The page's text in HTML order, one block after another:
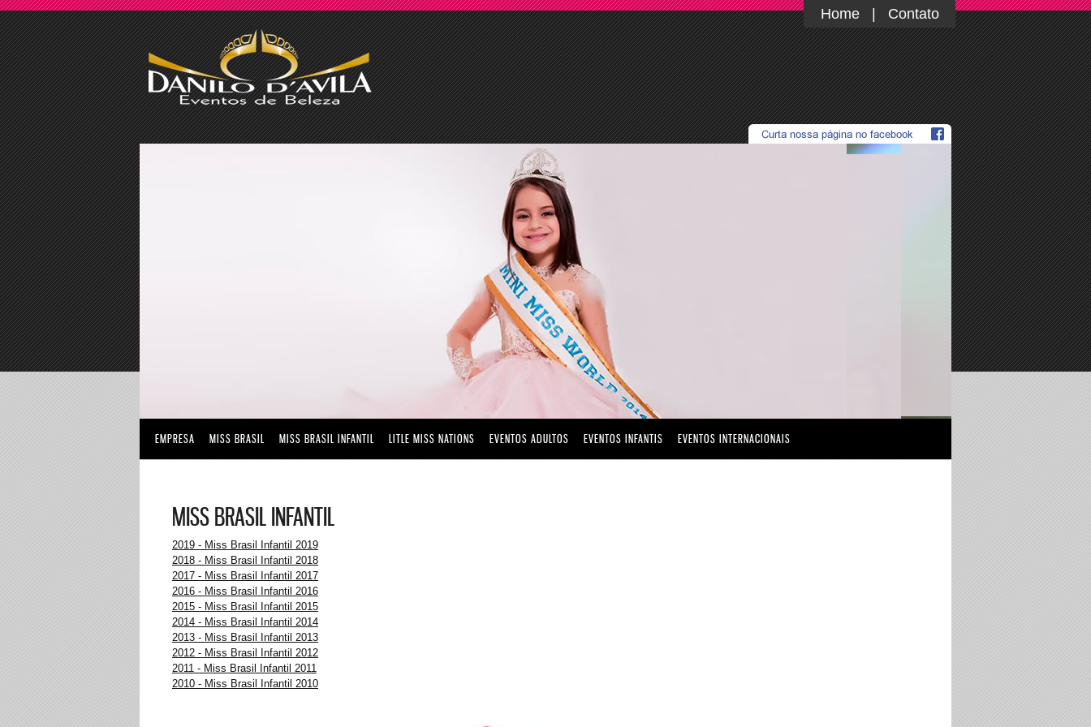
Home| Contato
EMPRESA MISS BRASIL MISS BRASIL INFANTIL LITLE MISS NATIONS EVENTOS ADULTOS EVENTOS INFANTIS EVENTOS INTERNACIONAIS
MISS BRASIL INFANTIL
2019 - Miss Brasil Infantil 2019
2018 - Miss Brasil Infantil 2018
2017 - Miss Brasil Infantil 2017
2016 - Miss Brasil Infantil 2016
2015 - Miss Brasil Infantil 2015
2014 - Miss Brasil Infantil 2014
2013 - Miss Brasil Infantil 2013
2012 - Miss Brasil Infantil 2012
2011 - Miss Brasil Infantil 2011
2010 - Miss Brasil Infantil 2010